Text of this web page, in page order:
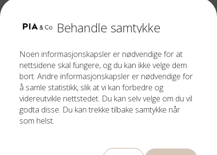
Behandle samtykke
Noen informasjonskapsler er nødvendige for at
nettsidene skal fungere, og du kan ikke velge dem
bort. Andre informasjonskapsler er nødvendige for
å samle statistikk, slik at vi kan forbedre og
videreutvikle nettstedet. Du kan selv velge om du vil
godta disse. Du kan trekke tilbake samtykke når
som helst.
ORIBE
SIGNATURE MOISTURE MASQUE 175ML
810,00 kr